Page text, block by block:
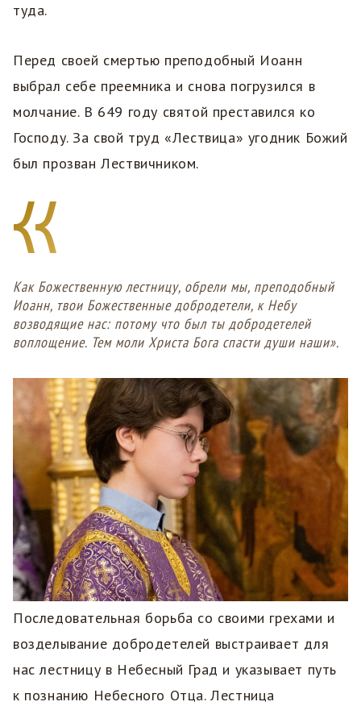
туда.
Перед своей смертью преподобный Иоанн
выбрал себе преемника и снова погрузился в
молчание. В 649 году святой преставился ко
Господу. За свой труд «Лествица» угодник Божий
был прозван Лествичником.
Как Божественную лестницу, обрели мы, преподобный
Иоанн, твои Божественные добродетели, к Небу
возводящие нас: потому что был ты добродетелей
воплощение. Тем моли Христа Бога спасти души наши».
Последовательная борьба со своими грехами и
возделывание добродетелей выстраивает для
нас лестницу в Небесный Град и указывает путь
к познанию Небесного Отца. Лестница